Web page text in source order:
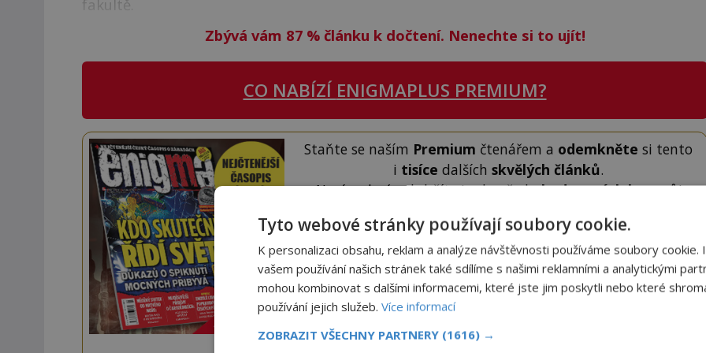
fakultě.
Zbývá vám 87 %článku k dočtení. Nenechte si to ujít!
CO NABÍZÍ ENIGMAPLUS PREMIUM?
Staňte se naším Premium čtenářem a odemkněte si tento
i tisíce dalšíchskvělých článků.
Navíc od nás obdržíte i celou řaduhodnotných bonusů!
ODEMKNOUT ČLÁNEK
Tyto webové stránky používají soubory cookie.
K personalizaci obsahu, reklam a analýze návštěvnosti používáme soubory cookie.
vašem používání našich stránek také sdílíme s našimi reklamními a analytickými
mohou kombinovat s dalšími informacemi, které jste jim poskytli nebo které
používání jejich služeb. Více informací
ZOBRAZIT VŠECHNY PARTNERY (1616) →